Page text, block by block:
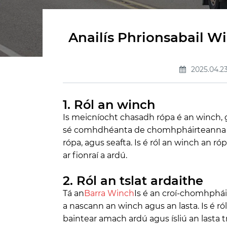
barraí lasta
uigí
Anailís Phrionsabail
2025.04.23
1. Ról an winch
Is meicníocht chasadh rópa é an winch,
sé comhdhéanta de
rópa, agus seafta. Is é ról an winch an
ar fionraí a ardú.
2. Ról an tslat ardaithe
Tá anBarra WinchIs é an croí-
a nascann an winch agus an lasta. Is é
baintear amach ardú agus ísliú an